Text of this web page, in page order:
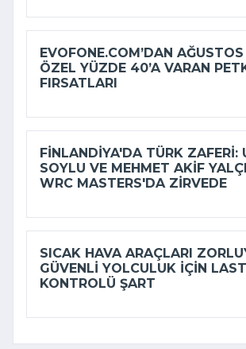
EVOFONE.COM’DAN
ÖZEL YÜZDE 40’A VARAN
FIRSATLARI
FINLANDIYA'DA TÜRK ZAFERI:
SOYLU VE MEHMET AKIF
WRC MASTERS'DA ZIRVEDE
SICAK HAVA ARAÇLARI
GÜVENLI YOLCULUK IÇIN
KONTROLÜ ŞART